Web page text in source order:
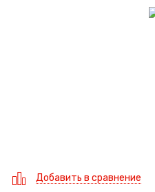
Добавить в сравнение